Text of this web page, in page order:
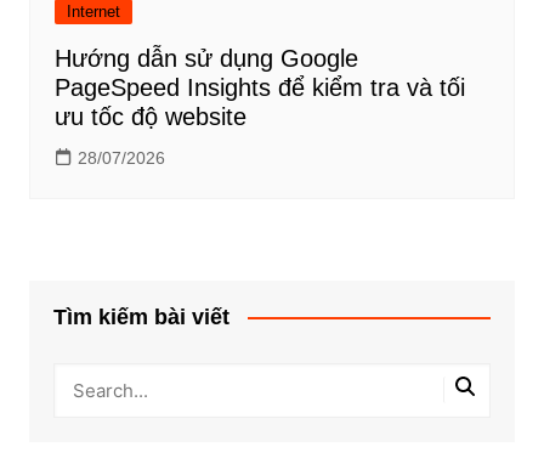
Internet
Hướng dẫn sử dụng Google
PageSpeed Insights để kiểm tra và tối
ưu tốc độ website
28/07/2026
Tìm kiếm bài viết